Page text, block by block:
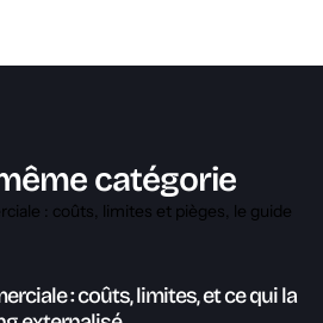
catégorie
: coûts, limites, et ce qui la